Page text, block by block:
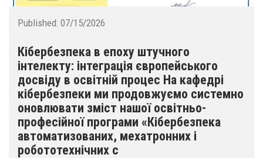
Published: 07/15/2026
Кібербезпека в епоху штучного
інтелекту: інтеграція європейського
досвіду в освітній процес На кафедрі
кібербезпеки ми продовжуємо системно
оновлювати зміст нашої освітньо-
професійної програми «Кібербезпека
автоматизованих, мехатронних і
робототехнічних с